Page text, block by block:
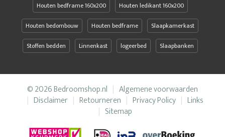
Houten bedframe 160x200
Houten ledikant 160x200
Houten bedombouw
Houten bedframe
Slaapkamerkast
Stoffen bedden
Linnenkast logeerbed Slaapbanken
© 2026 Bedroomshop.nl
Algemene voorwaarden
Disclaimer
Retourneren Privacy Policy
Links
Sitemap